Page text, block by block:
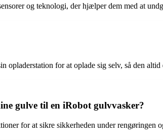
og teknologi, der hjælper dem med at
opladerstation for at oplade sig selv, så den
gulve til en iRobot gulvvasker?
for at sikre sikkerheden under rengøringen